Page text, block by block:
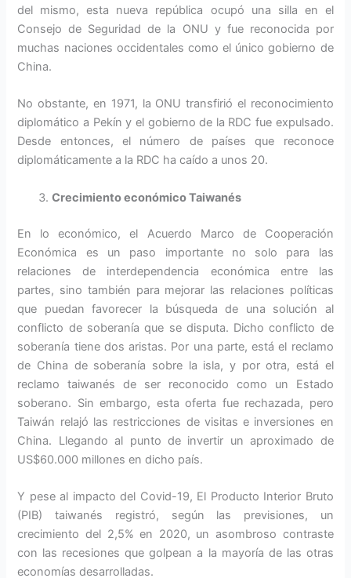
del mismo, esta nueva república ocupó una silla en el
Consejo de Seguridad de la ONU y fue reconocida por
muchas naciones occidentales como el único gobierno de
China.
No obstante, en 1971, la ONU transfirió el reconocimiento
diplomático a Pekín y el gobierno de la RDC fue expulsado.
Desde entonces, el número de países que reconoce
diplomáticamente a la RDC ha caído a unos 20.
Crecimiento económico Taiwanés
En lo económico, el Acuerdo Marco de Cooperación
Económica es un paso importante no solo para las
relaciones de interdependencia económica entre las
partes, sino también para mejorar las relaciones políticas
que puedan favorecer la búsqueda de una solución al
conflicto de soberanía que se disputa. Dicho conflicto de
soberanía tiene dos aristas. Por una parte, está el reclamo
de China de soberanía sobre la isla, y por otra, está el
reclamo taiwanés de ser reconocido como un Estado
soberano. Sin embargo, esta oferta fue rechazada, pero
Taiwán relajó las restricciones de visitas e inversiones en
China. Llegando al punto de invertir un aproximado de
US$60.000 millones en dicho país.
Y pese al impacto del Covid-19, El Producto Interior Bruto
(PIB) taiwanés registró, según las previsiones, un
crecimiento del 2,5% en 2020, un asombroso contraste
con las recesiones que golpean a la mayoría de las otras
economías desarrolladas.